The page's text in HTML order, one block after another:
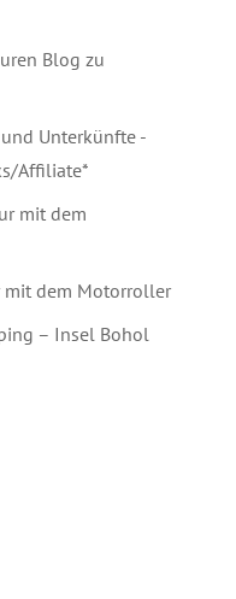
Blog zu
Unterkünfte -
Affiliate*
mit dem
dem Motorroller
– Insel Bohol